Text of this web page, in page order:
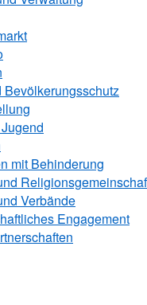
Bevölkerungsschutz
mit Behinderung
Verbände
Engagement